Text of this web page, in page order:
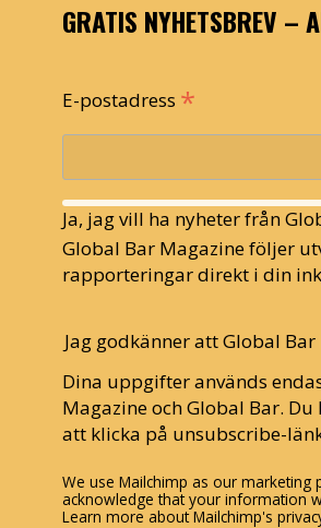
GRATIS NYHETSBREV –
E-postadress *
Ja, jag vill ha nyheter från
Global Bar Magazine följer
rapporteringar direkt i din
Jag godkänner att Global
Dina uppgifter används
Magazine och Global Bar.
att klicka på unsubscribe-
We use Mailchimp as our marketing
acknowledge that your information
Learn more about Mailchimp's